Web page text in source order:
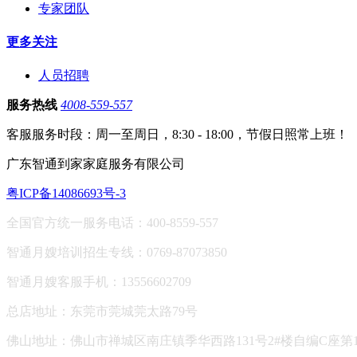
专家团队
更多关注
人员招聘
服务热线 4008-559-557
客服服务时段：周一至周日，8:30 - 18:00，节假日照常上班！
广东智通到家家庭服务有限公司
粤ICP备14086693号-3
全国官方统一服务电话：400-8559-557
智通月嫂培训招生专线：0769-87073850
智通月嫂客服手机：13556602709
总店地址：东莞市莞城莞太路79号
佛山地址： 佛山市禅城区南庄镇季华西路131号2#楼自编C座第